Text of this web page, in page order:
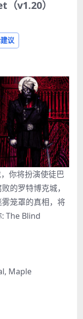
v1.20）
议
你将扮演使徒巴
的罗特博克城，
笼罩的真相，将
The Blind
Maple